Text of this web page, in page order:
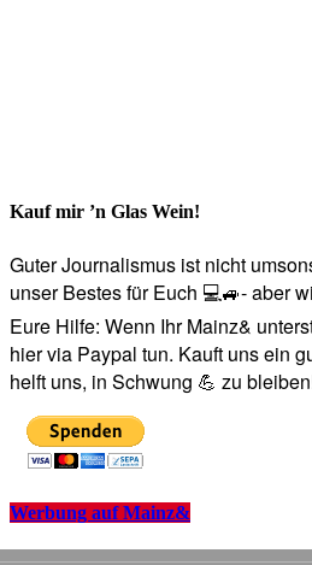
Kauf mir ’n Glas Wein!
Guter Journalismus ist nicht
unser Bestes für Euch 💻🚙- aber
Eure Hilfe: Wenn Ihr Mainz&
hier via Paypal tun. Kauft uns ein
helft uns, in Schwung 💪 zu
Werbung auf Mainz&